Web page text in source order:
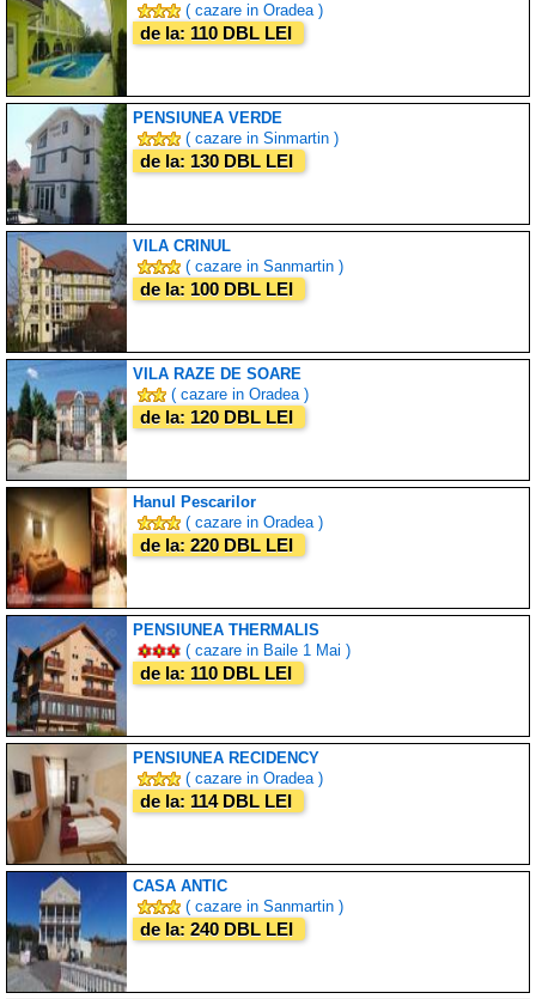
( cazare in Oradea )
de la: 110 DBL LEI
PENSIUNEA VERDE
( cazare in Sinmartin )
de la: 130 DBL LEI
VILA CRINUL
( cazare in Sanmartin )
de la: 100 DBL LEI
VILA RAZE DE SOARE
( cazare in Oradea )
de la: 120 DBL LEI
Hanul Pescarilor
( cazare in Oradea )
de la: 220 DBL LEI
PENSIUNEA THERMALIS
( cazare in Baile 1 Mai )
de la: 110 DBL LEI
PENSIUNEA RECIDENCY
( cazare in Oradea )
de la: 114 DBL LEI
CASA ANTIC
( cazare in Sanmartin )
de la: 240 DBL LEI